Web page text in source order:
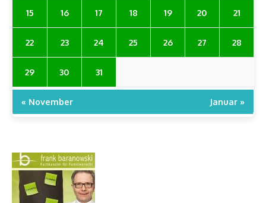
15 16 17 18 19 20 21
22 23 24 25 26 27 28
29 30 31
« November Januar »